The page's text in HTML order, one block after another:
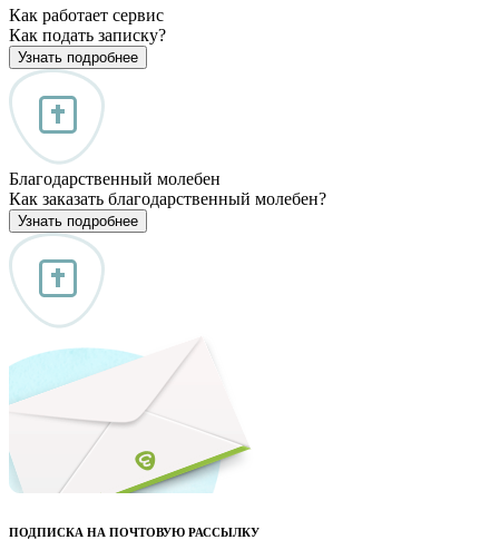
Как работает сервис
Как подать записку?
Узнать подробнее
Благодарственный молебен
Как заказать благодарственный молебен?
Узнать подробнее
ПОДПИСКА НА ПОЧТОВУЮ РАССЫЛКУ